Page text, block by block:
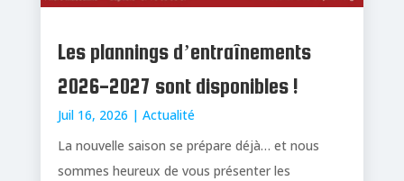
Les plannings d’entraînements
2026-2027 sont disponibles !
Juil 16, 2026 | Actualité
La nouvelle saison se prépare déjà… et nous
sommes heureux de vous présenter les